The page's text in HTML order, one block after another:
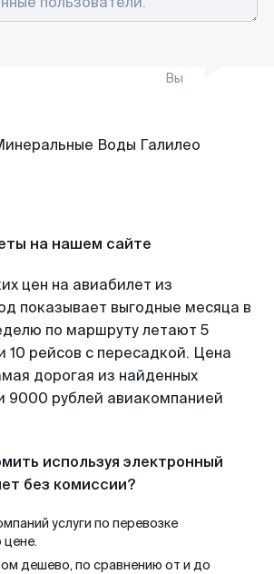
Вы
на нашем сайте
цен на авиабилет из
показывает выгодные месяца в
по маршруту летают 5
10 рейсов с пересадкой. Цена
дорогая из найденных
9000 рублей авиакомпанией
используя электронный
без комиссии?
услуги по перевозке
цене.
дешево, по сравнению от и до